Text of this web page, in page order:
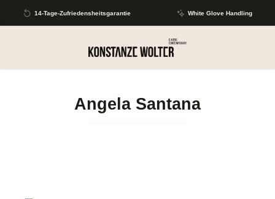
Zum Hauptinhalt springen
14-Tage-Zufriedensheitsgarantie White Glove Handling
Angela Santana